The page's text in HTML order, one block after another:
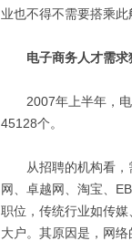
业也不得不需要搭乘此
电子商务人才需求
2007年上半年，电
45128个。
从招聘的机构看，需
网、卓越网、淘宝、
职位，传统行业如传
大户。其原因是，网